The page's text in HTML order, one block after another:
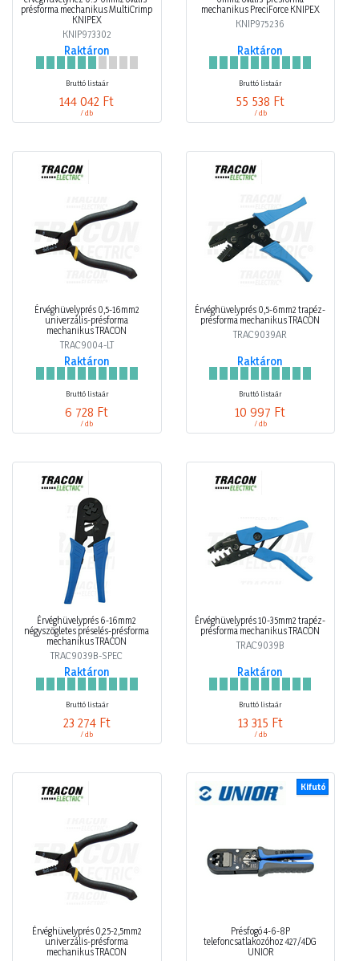
présforma mechanikus MultiCrimp
KNIPEX
KNIP973302
Raktáron
Bruttó listaár
144 042 Ft
/ db
mechanikus PreciForce KNIPEX
KNIP975236
Raktáron
Bruttó listaár
55 538 Ft
/ db
Érvéghüvelyprés 0,5-16mm2
univerzális-présforma
mechanikus TRACON
TRAC9004-LT
Raktáron
Bruttó listaár
6 728 Ft
/ db
Érvéghüvelyprés 0,5-6mm2 trapéz-
présforma mechanikus TRACON
TRAC9039AR
Raktáron
Bruttó listaár
10 997 Ft
/ db
Érvéghüvelyprés 6-16mm2
négyszögletes préselés-présforma
mechanikus TRACON
TRAC9039B-SPEC
Raktáron
Bruttó listaár
23 274 Ft
/ db
Érvéghüvelyprés 10-35mm2 trapéz-
présforma mechanikus TRACON
TRAC9039B
Raktáron
Bruttó listaár
13 315 Ft
/ db
Érvéghüvelyprés 0,25-2,5mm2
univerzális-présforma
mechanikus TRACON
Kifutó
Présfogó 4-6-8P
telefoncsatlakozóhoz 427/4DG
UNIOR